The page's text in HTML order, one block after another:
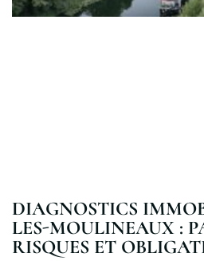
DIAGNOSTICS
LES-MOULINEAUX :
RISQUES ET